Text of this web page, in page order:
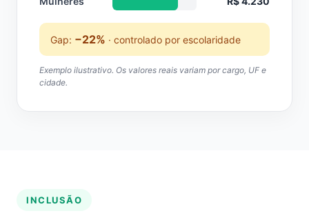
Gap: −22% · controlado por escolaridade
Exemplo ilustrativo. Os valores reais variam por cargo, UF e
cidade.
INCLUSÃO